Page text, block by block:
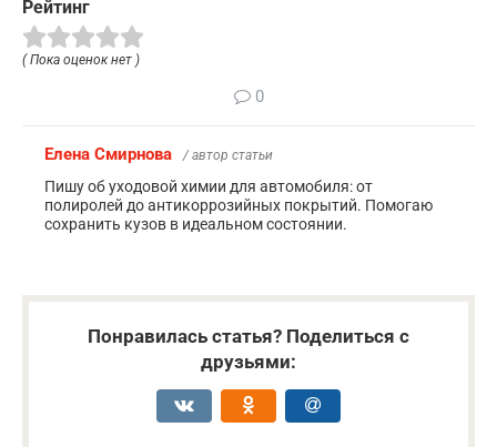
Рейтинг
( Пока оценок нет )
0
Елена Смирнова / автор статьи
Пишу об уходовой химии для автомобиля: от
полиролей до антикоррозийных покрытий. Помогаю
сохранить кузов в идеальном состоянии.
Понравилась статья? Поделиться с
друзьями: